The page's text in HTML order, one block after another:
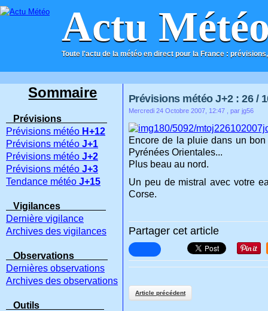
Actu
Toute l'actu de la météo en direct pour la France :
ACCUEIL CONTACT
Prévisions météo J+2 : 26 /
Mercredi 24 Octobre 2007, 12:47 , par jg56
Encore de la pluie dans un
Pyrénées Orientales...
Plus beau au nord.
Un peu de mistral avec votre
Corse.
Partager cet article
Article précédent
Sommaire
Prévisions
Prévisions météo H+12
Prévisions météo J+1
Prévisions météo J+2
Prévisions météo J+3
Tendance météo J+15
Vigilances
Dernière vigilance
Archives des vigilances
Observations
Dernières observations
Archives des observations
Outils